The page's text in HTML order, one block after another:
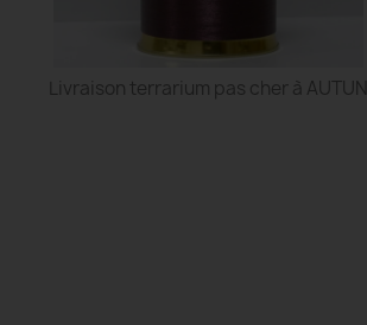
Livraison terrarium pas cher à AUTUN